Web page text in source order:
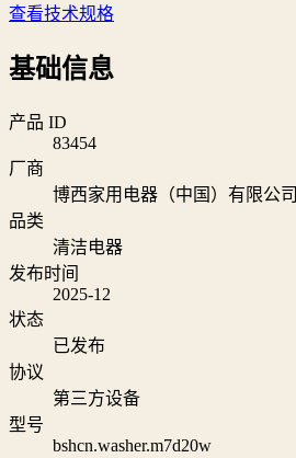
查看技术规格
基础信息
产品 ID
83454
厂商
博西家用电器（中国）有限公司
品类
清洁电器
发布时间
2025-12
状态
已发布
协议
第三方设备
型号
bshcn.washer.m7d20w